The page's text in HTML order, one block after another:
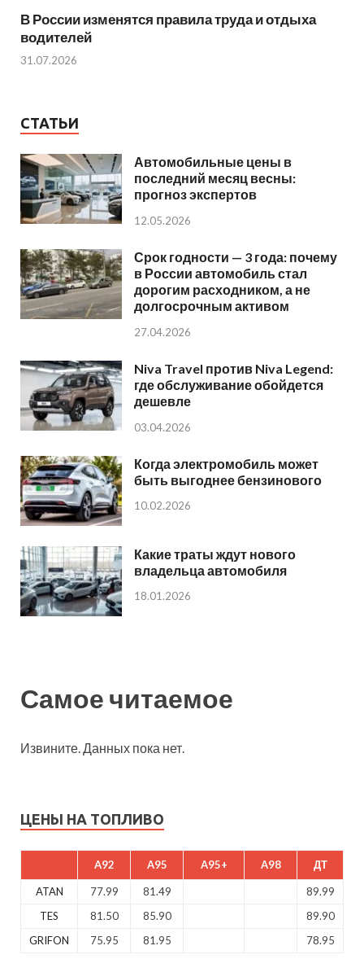
В России изменятся правила труда и отдыха
водителей
31.07.2026
СТАТЬИ
Автомобильные цены в
последний месяц весны:
прогноз экспертов
12.05.2026
Срок годности — 3 года: почему
в России автомобиль стал
дорогим расходником, а не
долгосрочным активом
27.04.2026
Niva Travel против Niva Legend:
где обслуживание обойдется
дешевле
03.04.2026
Когда электромобиль может
быть выгоднее бензинового
10.02.2026
Какие траты ждут нового
владельца автомобиля
18.01.2026
Самое читаемое
Извините. Данных пока нет.
ЦЕНЫ НА ТОПЛИВО
A92 A95 A95+ A98 ДТ
ATAN 77.99 81.49
89.99
TES
81.50 85.90
89.90
GRIFON
75.95 81.95 78.95